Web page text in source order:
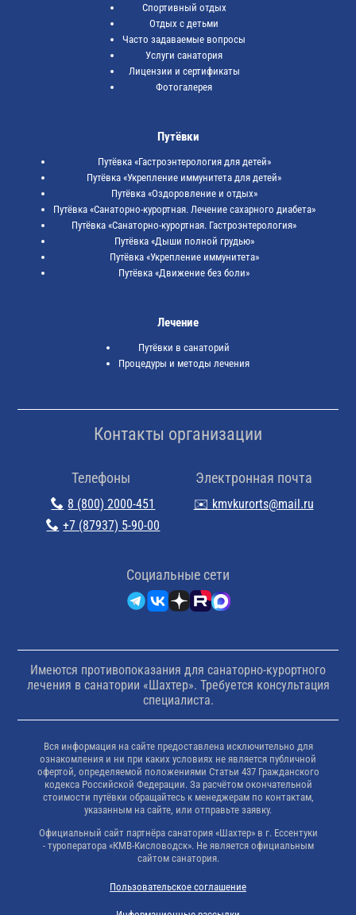
Спортивный отдых
Отдых с детьми
Часто задаваемые вопросы
Услуги санатория
Лицензии и сертификаты
Фотогалерея
Путёвки
Путёвка «Гастроэнтерология для детей»
Путёвка «Укрепление иммунитета для детей»
Путёвка «Оздоровление и отдых»
Путёвка «Санаторно-курортная. Лечение сахарного диабета»
Путёвка «Санаторно-курортная. Гастроэнтерология»
Путёвка «Дыши полной грудью»
Путёвка «Укрепление иммунитета»
Путёвка «Движение без боли»
Лечение
Путёвки в санаторий
Процедуры и методы лечения
Контакты организации
Телефоны
8 (800) 2000-451
+7 (87937) 5-90-00
Электронная почта
✉️ kmvkurorts@mail.ru
Cоциальные сети
Имеются противопоказания для санаторно-курортного
лечения в санатории «Шахтер». Требуется консультация
специалиста.
Вся информация на сайте предоставлена исключительно для
ознакомления и ни при каких условиях не является публичной
офертой, определяемой положениями Статьи 437 Гражданского
кодекса Российской Федерации. За расчётом окончательной
стоимости путёвки обращайтесь к менеджерам по контактам,
указанным на сайте, или отправьте заявку.
Официальный сайт партнёра санатория «Шахтер» в г. Ессентуки
- туроператора «КМВ-Кисловодск». Не является официальным
сайтом санатория.
Пользовательское соглашение